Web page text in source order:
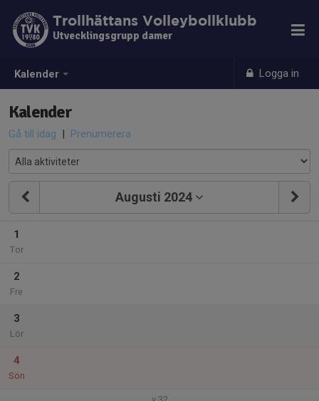
Kalender Logga in
Trollhättans Volleybollklubb
Utvecklingsgrupp damer
Kalender
Gå till idag | Prenumerera
Augusti 2024
1
Tor
2
Fre
3
Lör
4
Sön